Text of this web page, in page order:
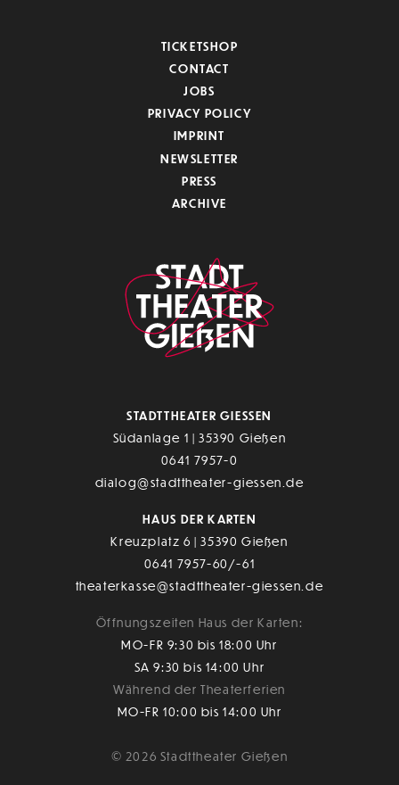
TICKETSHOP
CONTACT
JOBS
PRIVACY POLICY
IMPRINT
NEWSLETTER
PRESS
ARCHIVE
STADTTHEATER GIESSEN
Südanlage 1 | 35390 Gießen
0641 7957-0
dialog@stadttheater-giessen.de
HAUS DER KARTEN
Kreuzplatz 6 | 35390 Gießen
0641 7957-60/-61
theaterkasse@stadttheater-giessen.de
Öffnungszeiten Haus der Karten:
MO-FR 9:30 bis 18:00 Uhr
SA 9:30 bis 14:00 Uhr
Während der Theaterferien
MO-FR 10:00 bis 14:00 Uhr
© 2026 Stadttheater Gießen